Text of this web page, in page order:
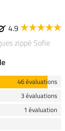
4.9
zippé Sofie
46 évaluations
3 évaluations
1 évaluation